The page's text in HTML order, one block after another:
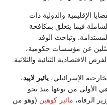
الإقليمية والدولية ذات
فيما يتعلق بمكافحة
وتباحث الوفد
ممثلين عن مؤسسات حكومية،
الاقتصادية الثنائية والثلاثية.
الإسرائيلي، يائير لاپيد،
الأولى من نوعها منذ نحو
الرفاه، مائير كوهين (وهو من